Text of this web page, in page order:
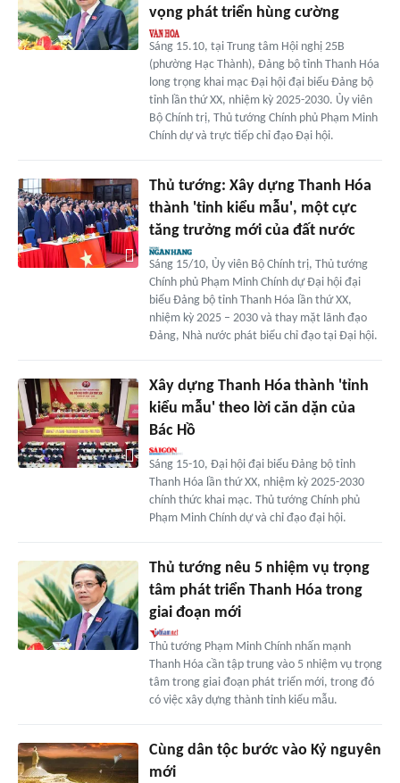
vọng phát triển hùng cường
Sáng 15.10, tại Trung tâm Hội nghị 25B
(phường Hạc Thành), Đảng bộ tỉnh Thanh Hóa
long trọng khai mạc Đại hội đại biểu Đảng bộ
tỉnh lần thứ XX, nhiệm kỳ 2025-2030. Ủy viên
Bộ Chính trị, Thủ tướng Chính phủ Phạm Minh
Chính dự và trực tiếp chỉ đạo Đại hội.
Thủ tướng: Xây dựng Thanh Hóa
thành 'tỉnh kiểu mẫu', một cực
tăng trưởng mới của đất nước
Sáng 15/10, Ủy viên Bộ Chính trị, Thủ tướng
Chính phủ Phạm Minh Chính dự Đại hội đại
biểu Đảng bộ tỉnh Thanh Hóa lần thứ XX,
nhiệm kỳ 2025 – 2030 và thay mặt lãnh đạo
Đảng, Nhà nước phát biểu chỉ đạo tại Đại hội.
Xây dựng Thanh Hóa thành 'tỉnh
kiểu mẫu' theo lời căn dặn của
Bác Hồ
Sáng 15-10, Đại hội đại biểu Đảng bộ tỉnh
Thanh Hóa lần thứ XX, nhiệm kỳ 2025-2030
chính thức khai mạc. Thủ tướng Chính phủ
Phạm Minh Chính dự và chỉ đạo đại hội.
Thủ tướng nêu 5 nhiệm vụ trọng
tâm phát triển Thanh Hóa trong
giai đoạn mới
Thủ tướng Phạm Minh Chính nhấn mạnh
Thanh Hóa cần tập trung vào 5 nhiệm vụ trọng
tâm trong giai đoạn phát triển mới, trong đó
có việc xây dựng thành tỉnh kiểu mẫu.
Cùng dân tộc bước vào Kỷ nguyên
mới